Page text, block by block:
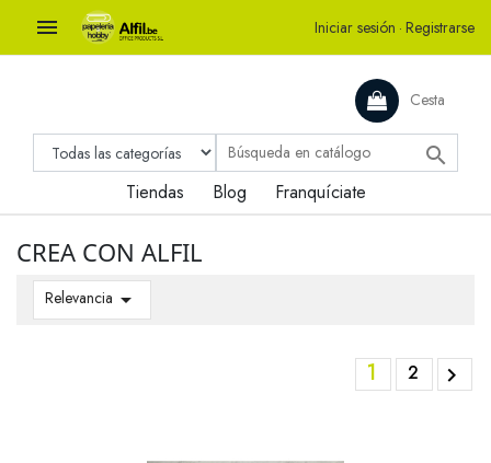
 Iniciar sesión · Registrarse
Cesta

Tiendas Blog Franquíciate
CREA CON ALFIL
Relevancia 
1 2 